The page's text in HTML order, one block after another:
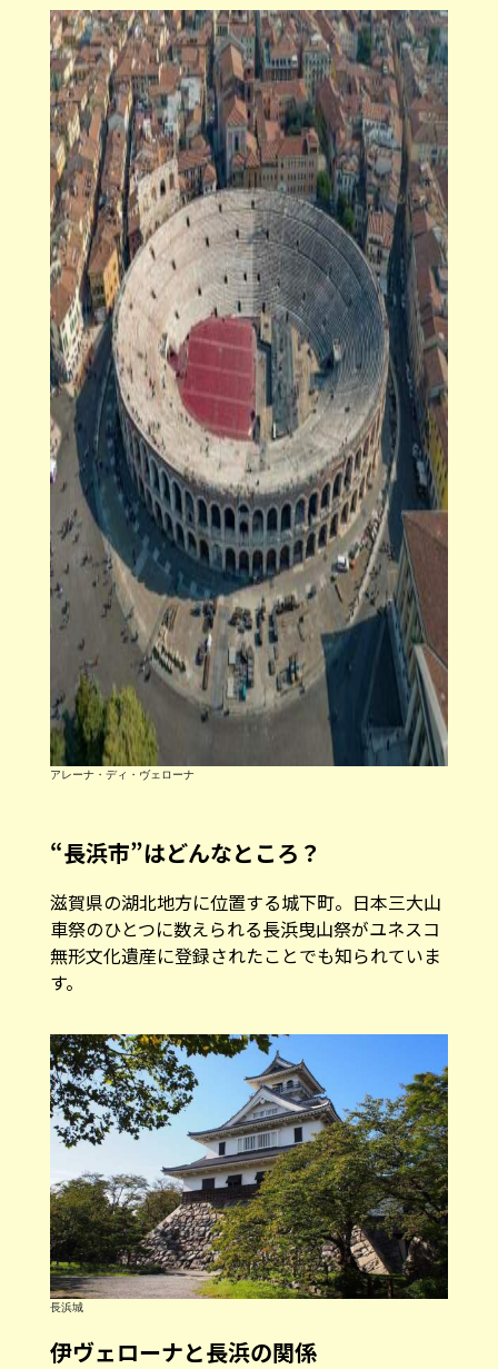
アレーナ・ディ・ヴェローナ
“長浜市”はどんなところ？
滋賀県の湖北地方に位置する城下町。日本三大山
車祭のひとつに数えられる長浜曳山祭がユネスコ
無形文化遺産に登録されたことでも知られていま
す。
長浜城
伊ヴェローナと長浜の関係